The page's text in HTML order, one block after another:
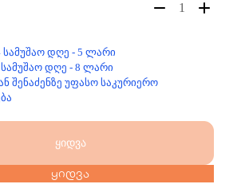
1
დღე - 5 ლარი
დღე - 8 ლარი
შენაძენზე უფასო საკურიერო
ყიდვა
ყიდვა